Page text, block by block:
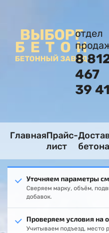
ВЫБОРГ
БЕТОН
БЕТОННЫЙ ЗАВОД
отдел
8
467
39 41
ГлавнаяПрайс-
лист
бетона
Уточняем параметры
Сверяем марку, объём,
добавок.
Проверяем условия на
Учитываем подъезд, место